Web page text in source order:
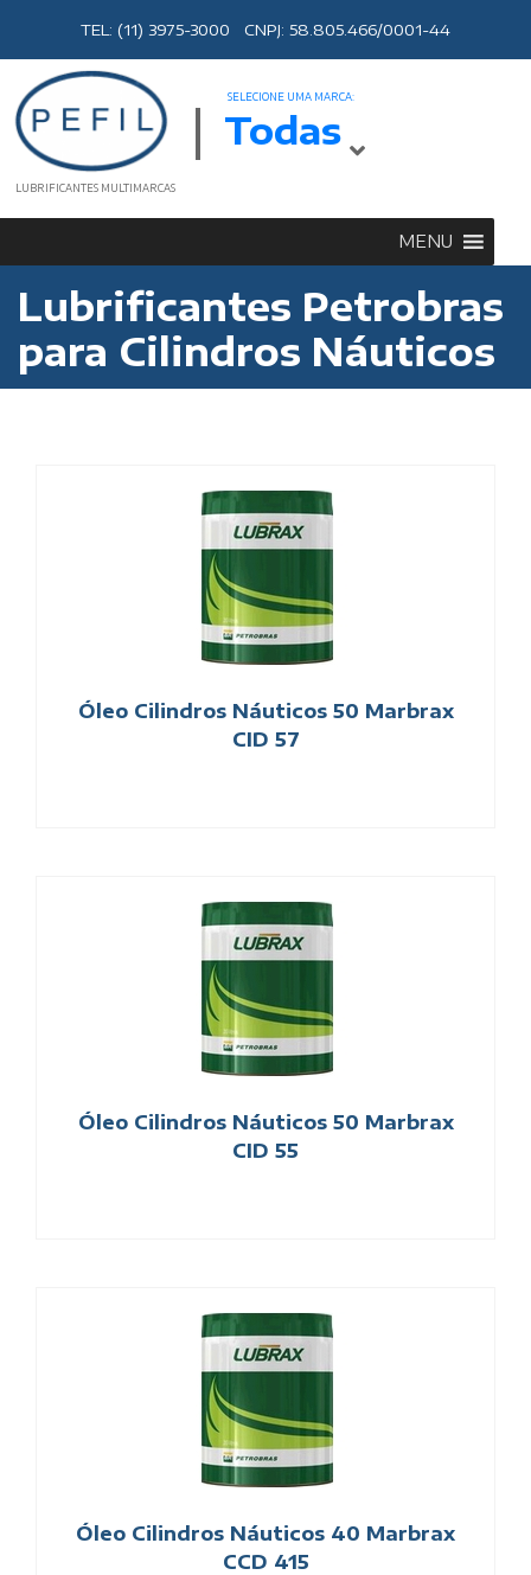
TEL: (11) 3975-3000 CNPJ: 58.805.466/0001-44
LUBRIFICANTES MULTIMARCAS
SELECIONE UMA MARCA:
Todas
MENU
Lubrificantes Petrobras
para Cilindros Náuticos
Óleo Cilindros Náuticos 50 Marbrax
CID 57
Óleo Cilindros Náuticos 50 Marbrax
CID 55
Óleo Cilindros Náuticos 40 Marbrax
CCD 415